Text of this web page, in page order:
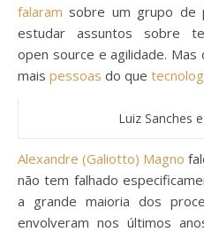
falaram sobre um grupo de
estudar assuntos sobre
open source e agilidade.
mais pessoas do que
Luiz Sanches
Alexandre (Galiotto) Magno
não tem falhado
a grande maioria dos
envolveram nos últimos